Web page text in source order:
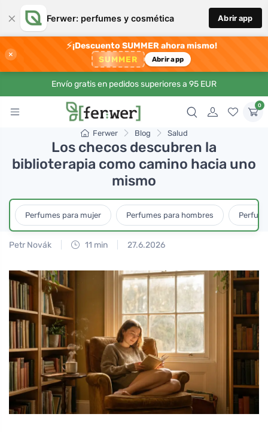
× Ferwer: perfumes y cosmética Abrir app
×
⚡¡Descuento SUMMER ahora mismo!
SUMMER Abrir app
Envío gratis en pedidos superiores a 95 EUR
0
Ferwer Blog Salud
Los checos descubren la
biblioterapia como camino hacia uno
mismo
Perfumes para mujer Perfumes para hombres
Petr Novák 11 min 27.6.2026